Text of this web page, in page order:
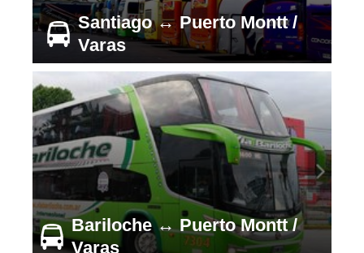
Santiago ↔ Puerto Montt /
Varas
Bariloche ↔ Puerto Montt /
Varas